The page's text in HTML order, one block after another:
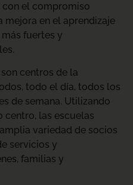
el compromiso
mejora en el aprendizaje
fuertes y
centros de la
todo el día, todos los
de semana. Utilizando
centro, las escuelas
variedad de socios
servicios y
familias y